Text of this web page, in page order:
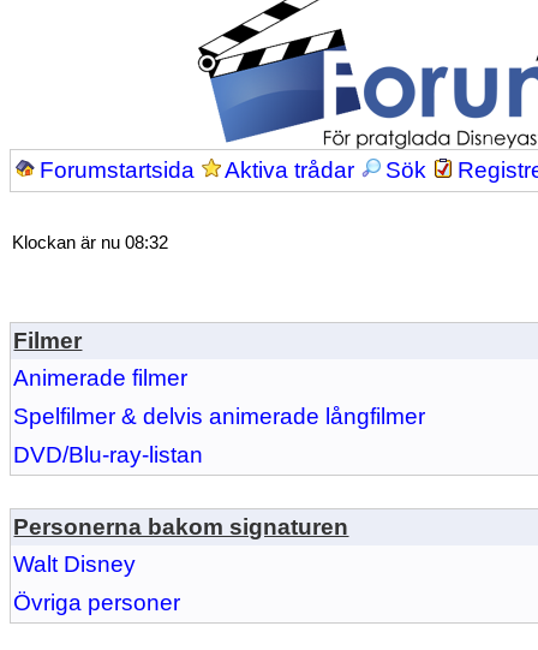
Forumstartsida Aktiva trådar Sök
Klockan är nu 08:32
Filmer
Animerade filmer
Spelfilmer & delvis animerade långfilmer
DVD/Blu-ray-listan
Personerna bakom signaturen
Walt Disney
Övriga personer